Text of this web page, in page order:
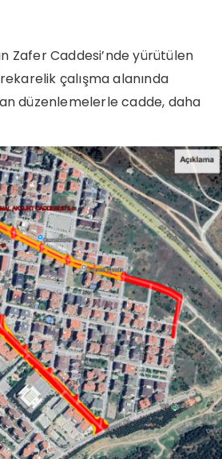
Zafer Caddesi’nde yürütülen
çalışma alanında
düzenlemelerle cadde, daha